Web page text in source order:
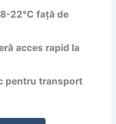
22°C față de
acces rapid la
pentru transport